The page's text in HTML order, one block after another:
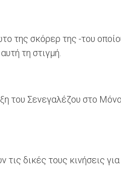
της σκόρερ της -του
τη στιγμή.
του Σενεγαλέζου στο
δικές τους κινήσεις